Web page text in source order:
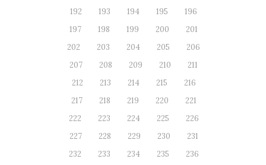
192
193 194 195
196
197
198 199 200
201
202
203 204 205
206
207
208 209 210
211
212
213 214 215
216
217
218 219 220
221
222
223 224 225
226
227
228 229 230
231
232
233 234 235
236